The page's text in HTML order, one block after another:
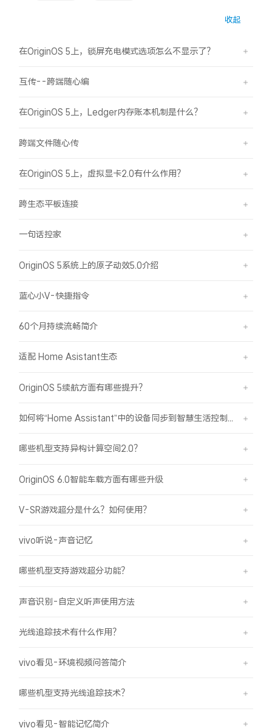
收起
在OriginOS 5上，锁屏充电模式选项怎么不显示了？
互传--跨端随心编
在OriginOS 5上，Ledger内存账本机制是什么？
跨端文件随心传
在OriginOS 5上，虚拟显卡2.0有什么作用？
跨生态平板连接
一句话控家
OriginOS 5系统上的原子动效5.0介绍
蓝心小V-快捷指令
60个月持续流畅简介
适配 Home Asistant生态
OriginOS 5续航方面有哪些提升？
哪些机型支持异构计算空间2.0？
OriginOS 6.0智能车载方面有哪些升级
V-SR游戏超分是什么？如何使用？
vivo听说-声音记忆
哪些机型支持游戏超分功能？
声音识别-自定义听声使用方法
光线追踪技术有什么作用？
vivo看见-环境视频问答简介
哪些机型支持光线追踪技术？
vivo看见-智能记忆简介